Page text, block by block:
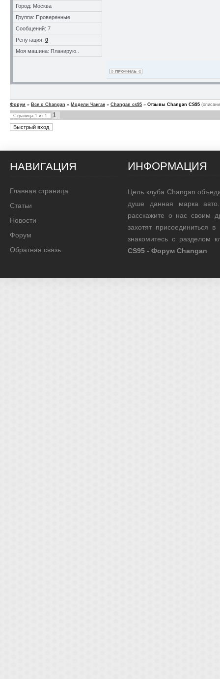
Город: Москва
Группа: Проверенные
Сообщений: 7
Репутация: 0
Моя машина: Планирую..
Форум » Все о Changan » Модели Чанган » Changan cs95 » Отзывы Changan CS95
Страница 1 из 1 1
НАВИГАЦИЯ
Главная страница
Статьи
Новости
Форум
Обратная связь
ИНФОРМАЦИЯ
Цель клуба Changan
душе данная марка
расскажите о нас своим
захотят присоединиться
знакомитесь с разделом
CS95 - Форум Changan